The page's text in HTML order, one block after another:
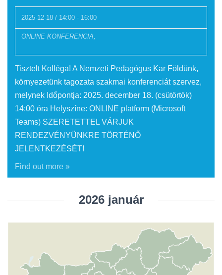
2025-12-18 / 14:00 - 16:00
ONLINE KONFERENCIA,
Tisztelt Kolléga! A Nemzeti Pedagógus Kar Földünk,
környezetünk tagozata szakmai konferenciát szervez,
melynek Időpontja: 2025. december 18. (csütörtök)
14:00 óra Helyszíne: ONLINE platform (Microsoft
Teams) SZERETETTEL VÁRJUK
RENDEZVÉNYÜNKRE TÖRTÉNŐ
JELENTKEZÉSÉT!
Find out more »
2026 január